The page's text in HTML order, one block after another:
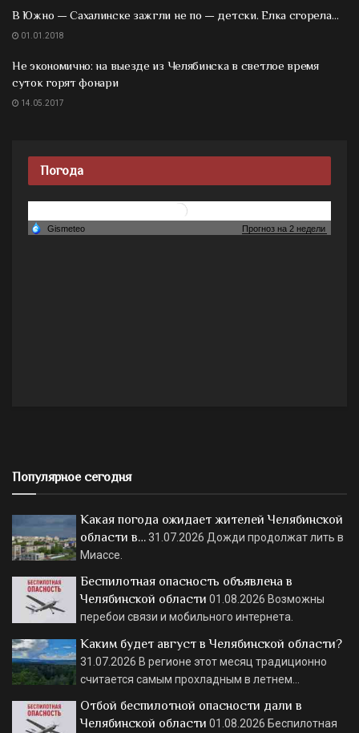
В Южно — Сахалинске зажгли не по — детски. Елка сгорела…
01.01.2018
Не экономично: на выезде из Челябинска в светлое время
суток горят фонари
14.05.2017
Погода
Популярное сегодня
Какая погода ожидает жителей Челябинской
области в…31.07.2026 Дожди продолжат лить в
Миассе.
Беспилотная опасность объявлена в
Челябинской области 01.08.2026 Возможны
перебои связи и мобильного интернета.
Каким будет август в Челябинской области?
31.07.2026 В регионе этот месяц традиционно
считается самым прохладным в летнем…
Отбой беспилотной опасности дали в
Челябинской области 01.08.2026 Беспилотная